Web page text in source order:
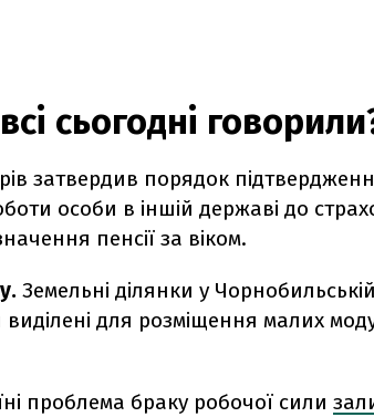
сьогодні
затвердив порядок
особи в іншій державі до
пенсії за віком.
Земельні ділянки у
виділені для розміщення малих
проблема браку робочої сили